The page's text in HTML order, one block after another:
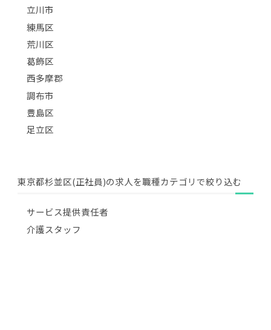
立川市
練馬区
荒川区
葛飾区
西多摩郡
調布市
豊島区
足立区
東京都杉並区(正社員)の求人を職種カテゴリで絞り込む
サービス提供責任者
介護スタッフ